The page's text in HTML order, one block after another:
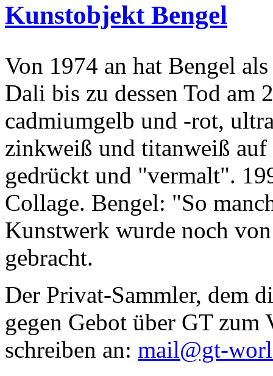
Kunstobjekt Bengel
Von 1974 an hat Bengel
Dali bis zu dessen Tod am
cadmiumgelb und -rot,
zinkweiß und titanweiß
gedrückt und "vermalt".
Collage. Bengel: "So
Kunstwerk wurde noch
gebracht.
Der Privat-Sammler, dem
gegen Gebot über GT zum
schreiben an: mail@gt-